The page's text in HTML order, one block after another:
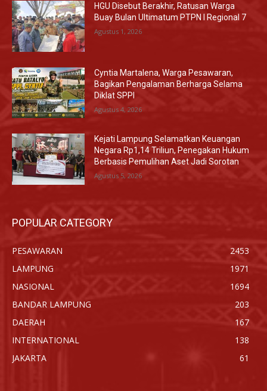
HGU Disebut Berakhir, Ratusan Warga
Buay Bulan Ultimatum PTPN I Regional 7
Agustus 1, 2026
Cyntia Martalena, Warga Pesawaran,
Bagikan Pengalaman Berharga Selama
Diklat SPPI
Agustus 4, 2026
Kejati Lampung Selamatkan Keuangan
Negara Rp1,14 Triliun, Penegakan Hukum
Berbasis Pemulihan Aset Jadi Sorotan
Agustus 5, 2026
POPULAR CATEGORY
PESAWARAN
2453
LAMPUNG
1971
NASIONAL
1694
BANDAR LAMPUNG
203
DAERAH
167
INTERNATIONAL
138
JAKARTA
61